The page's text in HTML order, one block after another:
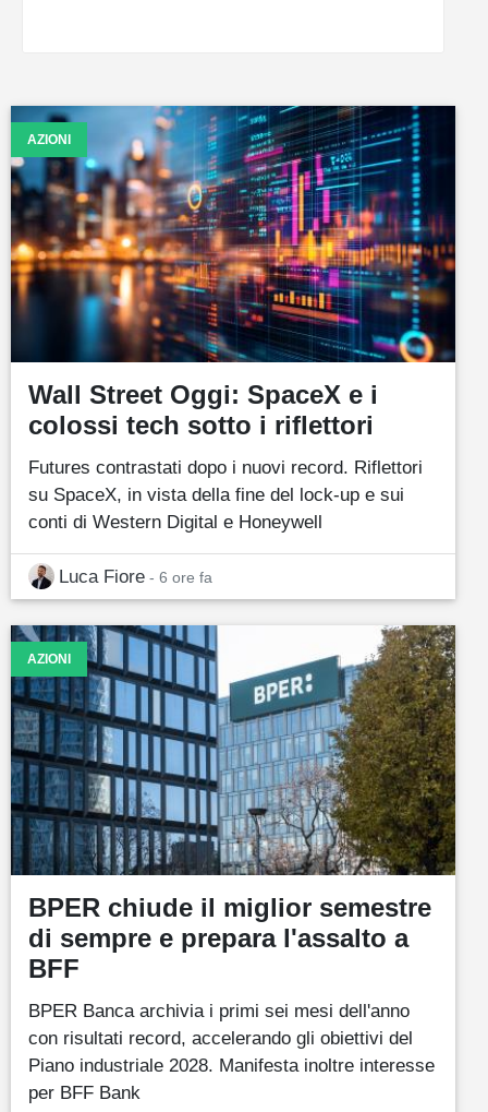
AZIONI
Wall Street Oggi: SpaceX e i
colossi tech sotto i riflettori
Futures contrastati dopo i nuovi record. Riflettori
su SpaceX, in vista della fine del lock-up e sui
conti di Western Digital e Honeywell
Luca Fiore - 6 ore fa
AZIONI
BPER chiude il miglior semestre
di sempre e prepara l'assalto a
BFF
BPER Banca archivia i primi sei mesi dell'anno
con risultati record, accelerando gli obiettivi del
Piano industriale 2028. Manifesta inoltre interesse
per BFF Bank